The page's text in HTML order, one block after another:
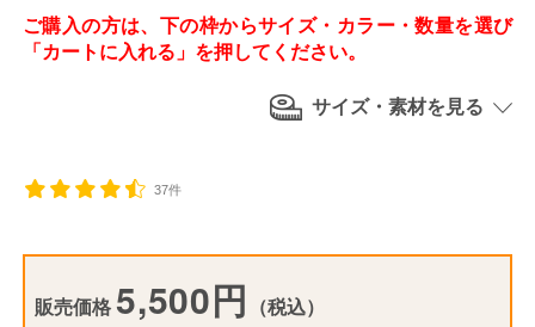
ご購入の方は、下の枠からサイズ・カラー・数量を選び
「カートに入れる」を押してください。
サイズ・素材を見る
37件
販売価格5,500円 （税込）